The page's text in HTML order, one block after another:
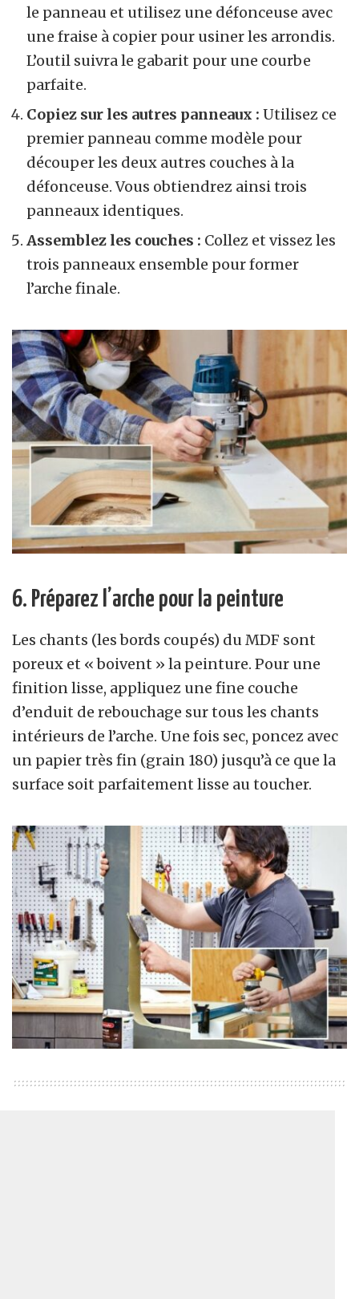
le panneau et utilisez une défonceuse avec
une fraise à copier pour usiner les arrondis.
L’outil suivra le gabarit pour une courbe
parfaite.
Copiez sur les autres panneaux : Utilisez ce
premier panneau comme modèle pour
découper les deux autres couches à la
défonceuse. Vous obtiendrez ainsi trois
panneaux identiques.
Assemblez les couches : Collez et vissez les
trois panneaux ensemble pour former
l’arche finale.
6. Préparez l’arche pour la peinture
Les chants (les bords coupés) du MDF sont
poreux et « boivent » la peinture. Pour une
finition lisse, appliquez une fine couche
d’enduit de rebouchage sur tous les chants
intérieurs de l’arche. Une fois sec, poncez avec
un papier très fin (grain 180) jusqu’à ce que la
surface soit parfaitement lisse au toucher.